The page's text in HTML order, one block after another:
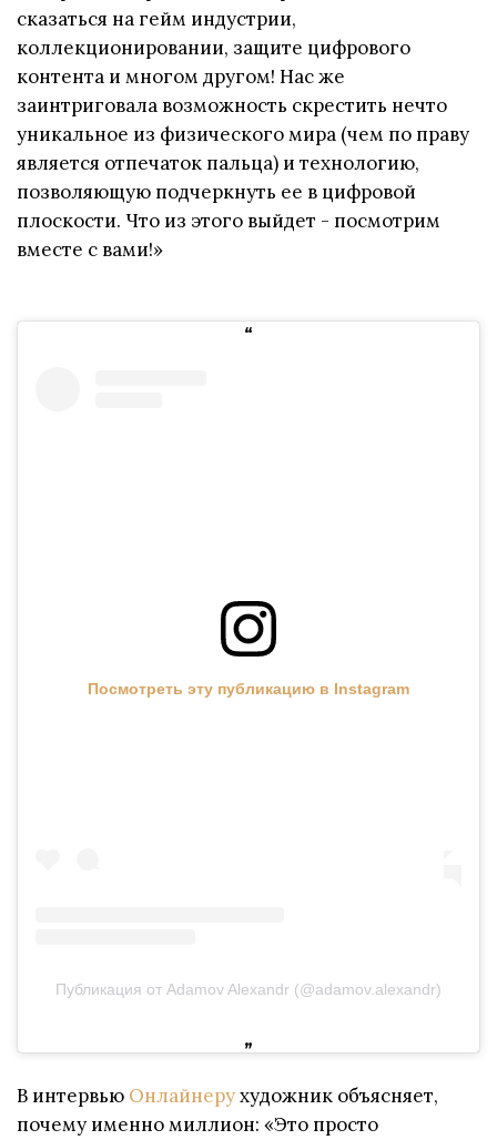
сказаться на гейм индустрии,
коллекционировании, защите цифрового
контента и многом другом! Нас же
заинтриговала возможность скрестить нечто
уникальное из физического мира (чем по праву
является отпечаток пальца) и технологию,
позволяющую подчеркнуть ее в цифровой
плоскости. Что из этого выйдет - посмотрим
вместе с вами!»
Посмотреть эту публикацию в Instagram
Публикация от Adamov Alexandr (@adamov.alexandr)
В интервью Онлайнерухудожник объясняет,
почему именно миллион: «Это просто